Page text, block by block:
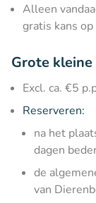
Alleen
gratis kans
Grote
Excl. ca. €5
Reserveren:
na het
dagen
de
van